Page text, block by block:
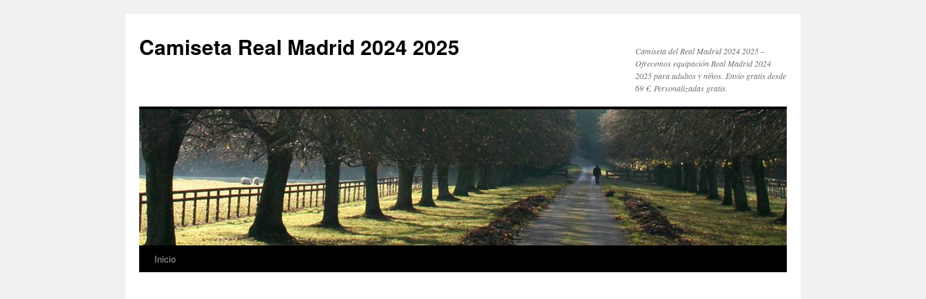
Camiseta Real Madrid 2024 2025
Camiseta del Real Madrid 2024 2025 –
Ofrecemos equipación Real Madrid 2024
2025 para adultos y niños. Envío gratis desde
69 €. Personalizadas gratis.
Saltar
Inicio